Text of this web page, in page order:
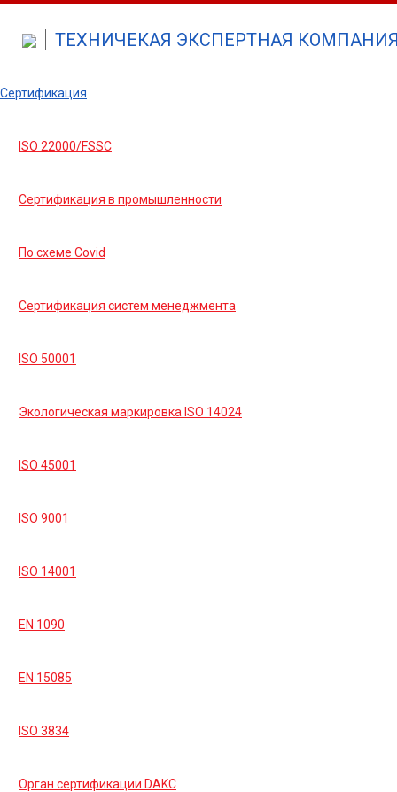
ТЕХНИЧЕКАЯ ЭКСПЕРТНАЯ КОМПАНИЯ
Сертификация
ISO 22000/FSSC
Сертификация в промышленности
По схеме Covid
Сертификация систем менеджмента
ISO 50001
Экологическая маркировка ISO 14024
ISO 45001
ISO 9001
ISO 14001
EN 1090
EN 15085
ISO 3834
Орган сертификации DAKC